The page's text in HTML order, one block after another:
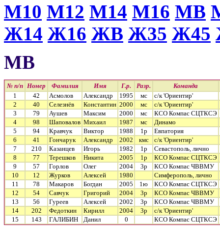
М10 М12 М14 М16 МВ
Ж14 Ж16 ЖВ Ж35 Ж45
МВ
№ п/п Номер Фамилия Имя Г.р. Разр.
Команда
1
42 Асмолов Александр 1995 мс
с/к 'Ориентир'
2
40 Селезнёв Константин 2000 мс
с/к 'Ориентир'
3
79 Аушев Максим 2000 мс
КСО Компас СЦТКСЭ
4
98 Шаповалов Михаил 1987 мс
Динамо
5
94 Кравчук Виктор 1988 1р
Евпатория
6
41 Гончарук Александр 2002 кмс
с/к 'Ориентир'
7
210 Казанцев Игорь 1982 1р
Севастополь, лично
8
77 Терешков Никита 2005 1р
КСО Компас СЦТКСЭ
9
57 Горлов Олег 2004 3р
КСО Компас ЧВВМУ
10
12 Журков Алексей 1980
Симферополь, лично
11
78 Макаров Богдан 2005 1ю
КСО Компас СЦТКСЭ
12
54 Савчук Григорий 2004 3р
КСО Компас ЧВВМУ
13
56 Гуреев Алексей 2002 3р
КСО Компас ЧВВМУ
14
202 Федоткин Кирилл 2004 3р
с/к 'Ориентир'
15
143 ГАЛИБИН Данил 0 КСО Компас СЦТКСЭ